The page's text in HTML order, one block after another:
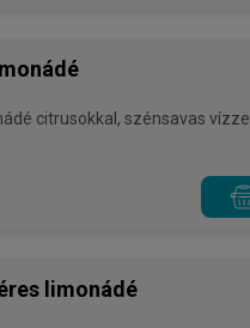
citrusokkal, szénsavas vízzel
limonádé